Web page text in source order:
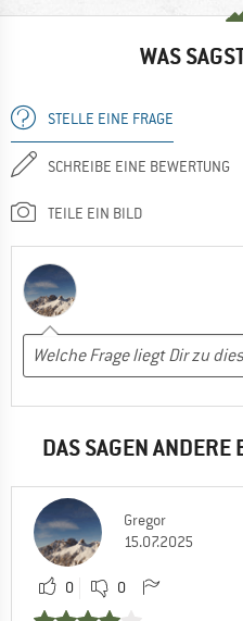
WAS
STELLE EINE FRAGE
SCHREIBE EINE BEWERTUNG
TEILE EIN BILD
DAS SAGEN
Gregor
15.07.2025
0 0